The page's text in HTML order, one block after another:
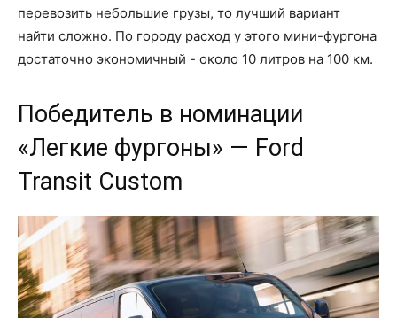
перевозить небольшие грузы, то лучший вариант
найти сложно. По городу расход у этого мини-фургона
достаточно экономичный - около 10 литров на 100 км.
Победитель в номинации
«Легкие фургоны» — Ford
Transit Custom